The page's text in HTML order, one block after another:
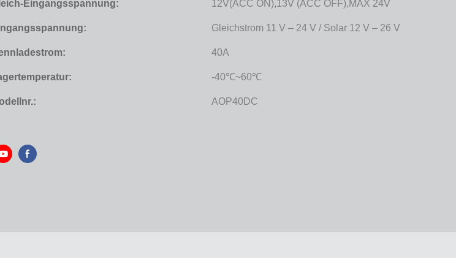
Eingangsspannung: 12V(ACC ON),13V (ACC OFF),MAX 24V
Gleichstrom 11 V – 24 V / Solar 12 V – 26 V
40A
-40℃~60℃
AOP40DC